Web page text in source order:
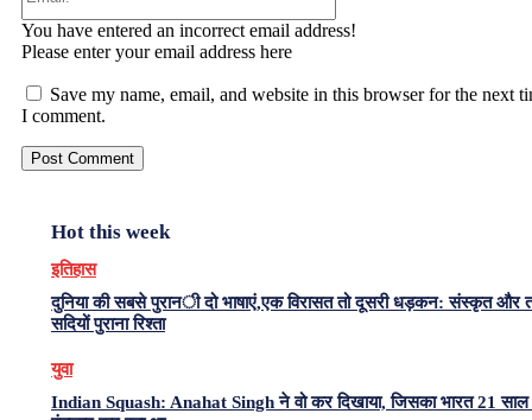
You have entered an incorrect email address!
Please enter your email address here
Save my name, email, and website in this browser for the next
I comment.
Hot this week
इतिहास
दुनिया की सबसे पुरानी दो भाषाएं,एक विरासत तो दूसरी धड़कन: संस्कृत और
सदियों पुराना रिश्ता
युवा
Indian Squash: Anahat Singh ने वो कर दिखाया, जिसका भारत 21